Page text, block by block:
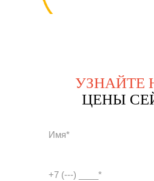
УЗНАЙТЕ
ЦЕНЫ